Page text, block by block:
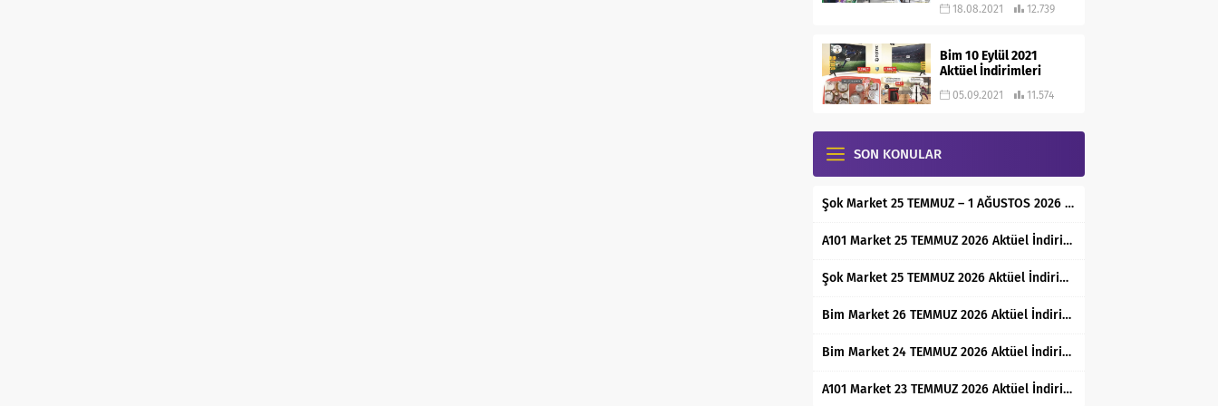
18.08.2021 12.739
Bim 10 Eylül 2021
Aktüel İndirimleri
05.09.2021 11.574
SON KONULAR
Şok Market 25 TEMMUZ – 1 AĞUSTOS 2026 Aktüel İndirimli Ürünler Kataloğu
A101 Market 25 TEMMUZ 2026 Aktüel İndirimli Ürünler Kataloğu
Şok Market 25 TEMMUZ 2026 Aktüel İndirimli Ürünler Kataloğu
Bim Market 26 TEMMUZ 2026 Aktüel İndirimli Ürünler Kataloğu
Bim Market 24 TEMMUZ 2026 Aktüel İndirimli Ürünler Kataloğu
A101 Market 23 TEMMUZ 2026 Aktüel İndirimli Ürünler Kataloğu